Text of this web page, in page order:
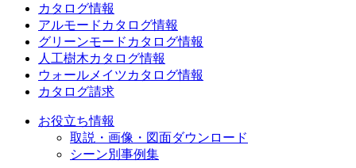
カタログ情報
アルモードカタログ情報
グリーンモードカタログ情報
人工樹木カタログ情報
ウォールメイツカタログ情報
カタログ請求
お役立ち情報
取説・画像・図面ダウンロード
シーン別事例集